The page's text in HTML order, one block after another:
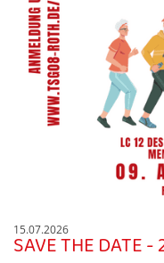
15.07.2026
SAVE THE DATE